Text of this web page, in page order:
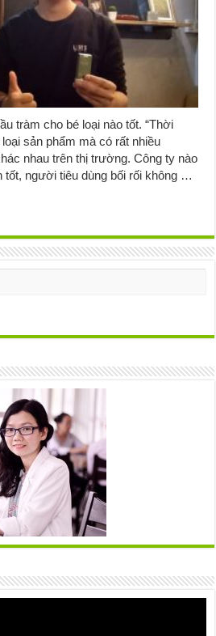
tràm cho bé loại nào tốt. “Thời
sản phẩm mà có rất nhiều
nhau trên thị trường. Công ty nào
tốt, người tiêu dùng bối rối không …